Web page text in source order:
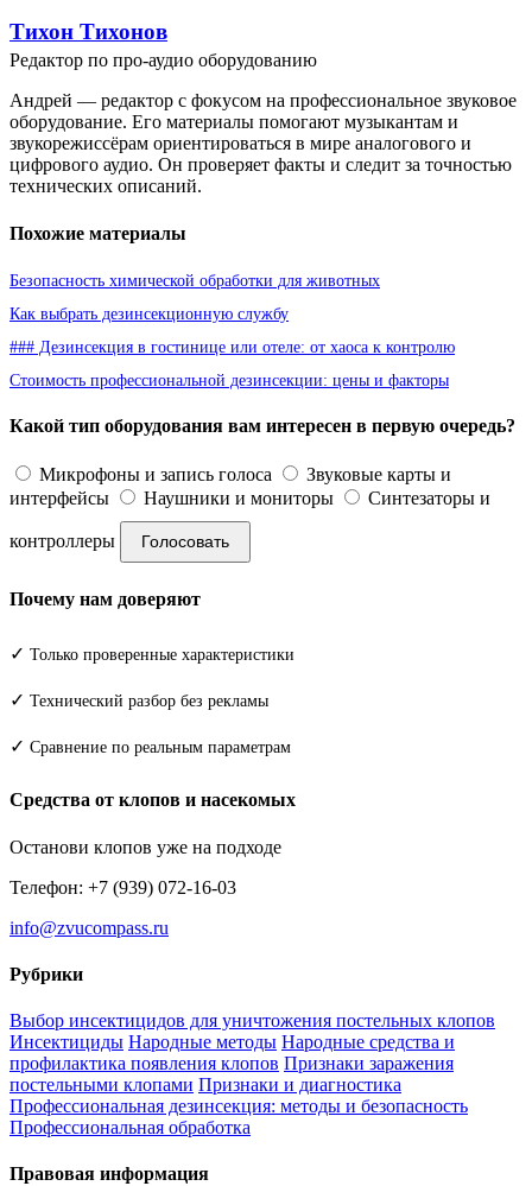
Тихон Тихонов
Редактор по про-аудио оборудованию
Андрей — редактор с фокусом на профессиональное звуковое
оборудование. Его материалы помогают музыкантам и
звукорежиссёрам ориентироваться в мире аналогового и
цифрового аудио. Он проверяет факты и следит за точностью
технических описаний.
Похожие материалы
Безопасность химической обработки для животных
Как выбрать дезинсекционную службу
### Дезинсекция в гостинице или отеле: от хаоса к контролю
Стоимость профессиональной дезинсекции: цены и факторы
Какой тип оборудования вам интересен в первую очередь?
Микрофоны и запись голоса
Звуковые карты и
интерфейсы
Наушники и мониторы Синтезаторы и
контроллеры Голосовать
Почему нам доверяют
✓ Только проверенные характеристики
✓ Технический разбор без рекламы
✓ Сравнение по реальным параметрам
Средства от клопов и насекомых
Останови клопов уже на подходе
Телефон: +7 (939) 072-16-03
info@zvucompass.ru
Рубрики
Выбор инсектицидов для уничтожения постельных клопов
Инсектициды Народные методы Народные средства и
профилактика появления клопов Признаки заражения
постельными клопами Признаки и диагностика
Профессиональная дезинсекция: методы и безопасность
Профессиональная обработка
Правовая информация